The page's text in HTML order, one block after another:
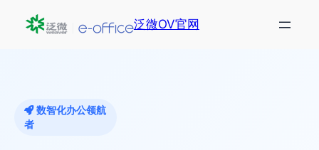
泛微OV官网
数智化办公领航
者